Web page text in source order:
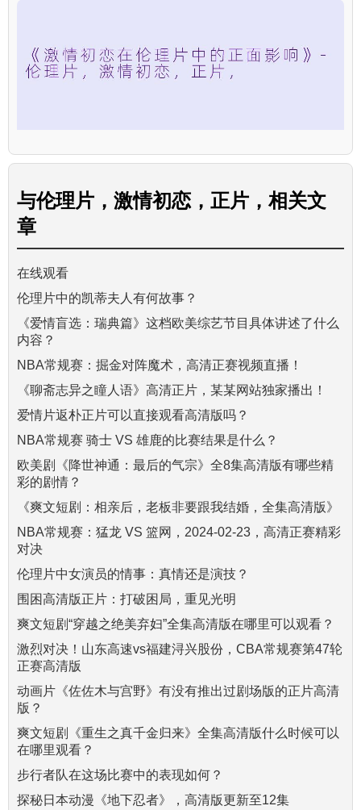
与伦理片，激情初恋，正片， 相关文
章
在线观看
伦理片中的凯蒂夫人有何故事？
《爱情盲选：瑞典篇》这档欧美综艺节目具体讲述了什么
内容？
NBA常规赛：掘金对阵魔术，高清正赛视频直播！
《聊斋志异之瞳人语》高清正片，某某网站独家播出！
爱情片返朴正片可以直接观看高清版吗？
NBA常规赛 骑士 VS 雄鹿的比赛结果是什么？
欧美剧《降世神通：最后的气宗》全8集高清版有哪些精
彩的剧情？
《爽文短剧：相亲后，老板非要跟我结婚，全集高清版》
NBA常规赛：猛龙 VS 篮网，2024-02-23，高清正赛精彩
对决
伦理片中女演员的情事：真情还是演技？
围困高清版正片：打破困局，重见光明
爽文短剧“穿越之绝美弃妇”全集高清版在哪里可以观看？
激烈对决！山东高速vs福建浔兴股份，CBA常规赛第47轮
正赛高清版
动画片《佐佐木与宫野》有没有推出过剧场版的正片高清
版？
爽文短剧《重生之真千金归来》全集高清版什么时候可以
在哪里观看？
步行者队在这场比赛中的表现如何？
探秘日本动漫《地下忍者》，高清版更新至12集